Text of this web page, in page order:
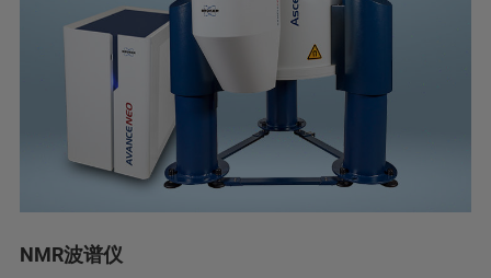
NMR波谱仪